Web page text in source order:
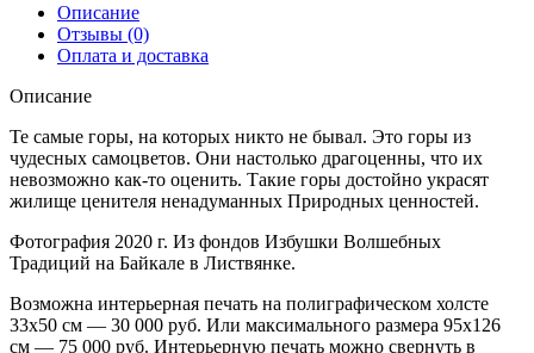
Описание
Отзывы (0)
Оплата и доставка
Описание
Те самые горы, на которых никто не бывал. Это горы из
чудесных самоцветов. Они настолько драгоценны, что их
невозможно как-то оценить. Такие горы достойно украсят
жилище ценителя ненадуманных Природных ценностей.
Фотография 2020 г. Из фондов Избушки Волшебных
Традиций на Байкале в Листвянке.
Возможна интерьерная печать на полиграфическом холсте
33х50 см — 30 000 руб. Или максимального размера 95х126
см — 75 000 руб. Интерьерную печать можно свернуть в